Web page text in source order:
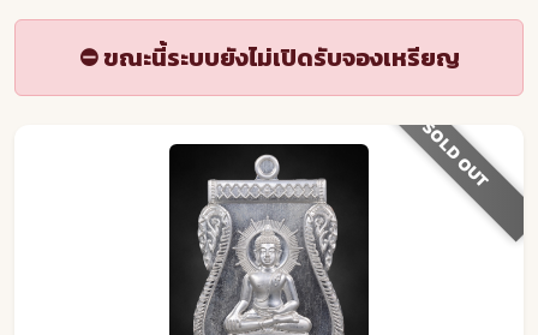
⛔ ขณะนี้ระบบยังไม่เปิดรับจองเหรียญ
SOLD OUT